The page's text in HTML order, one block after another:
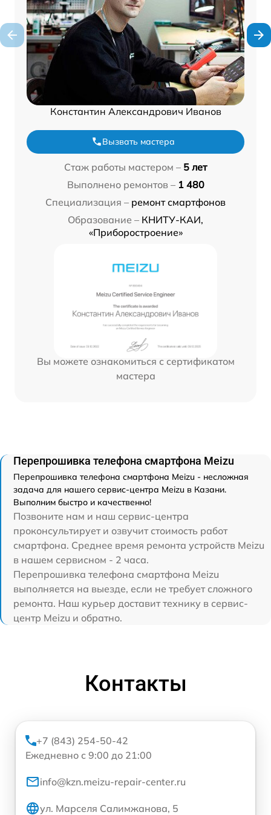
Константин Александрович Иванов
Вызвать мастера
Стаж работы мастером – 5 лет
Выполнено ремонтов – 1 480
Специализация – ремонт смартфонов
Образование – КНИТУ-КАИ,
«Приборостроение»
Вы можете ознакомиться с сертификатом
мастера
Перепрошивка телефона смартфона Meizu
Перепрошивка телефона смартфона Meizu - несложная
задача для нашего сервис-центра Meizu в Казани.
Выполним быстро и качественно!
Позвоните нам и наш сервис-центра
проконсультирует и озвучит стоимость работ
смартфона. Среднее время ремонта устройств Meizu
в нашем сервисном - 2 часа.
Перепрошивка телефона смартфона Meizu
выполняется на выезде, если не требует сложного
ремонта. Наш курьер доставит технику в сервис-
центр Meizu и обратно.
Контакты
+7 (843) 254-50-42
Ежедневно с 9:00 до 21:00
info@kzn.meizu-repair-center.ru
ул. Марселя Салимжанова, 5